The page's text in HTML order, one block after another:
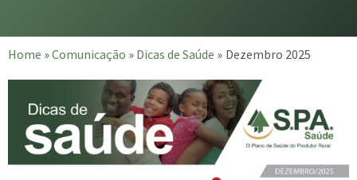
Home »Comunicação » Dicas de Saúde » Dezembro 2025